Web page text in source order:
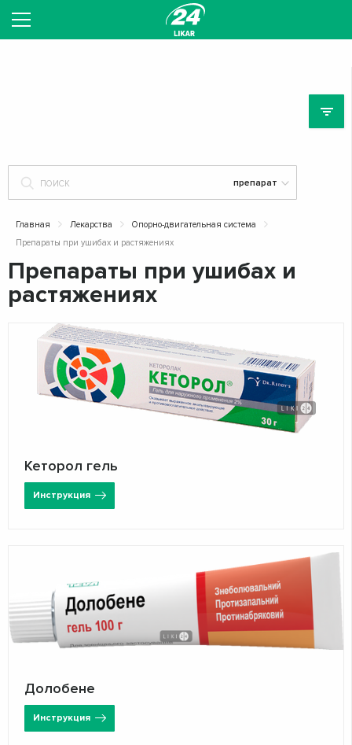
Главная Лекарства
Опорно-двигательная система
Препараты при ушибах и растяжениях
Препараты при ушибах и
растяжениях
Кеторол гель
Инструкция
Долобене
Инструкция